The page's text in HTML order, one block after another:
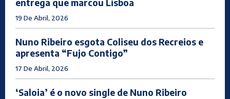
entrega que marcou Lisboa
19 De Abril, 2026
Nuno Ribeiro esgota Coliseu dos Recreios e
apresenta “Fujo Contigo”
17 De Abril, 2026
‘Saloia’ é o novo single de Nuno Ribeiro